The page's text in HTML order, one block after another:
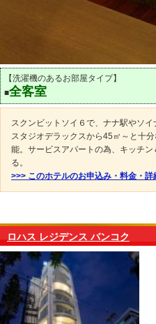
【洗濯機のあるお部屋タイプ】
■全客室
スクンビットソイ６で、ナナ駅やソ
スタジオデラックスから45㎡～と十
能。サービスアパートの為、キッチ
る。
>>> このホテルのお申込み・料金・詳
ロハス レジデンス バンコク